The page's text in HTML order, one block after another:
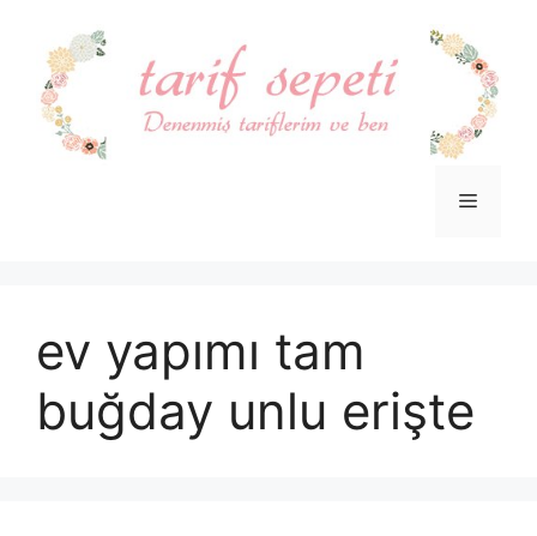
Menü
ev yapımı tam
buğday unlu erişte